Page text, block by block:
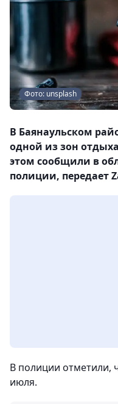
Фото: unsplash
В Баянаульском
одной из зон
этом сообщили в
полиции, передает
В полиции отметили,
июля.